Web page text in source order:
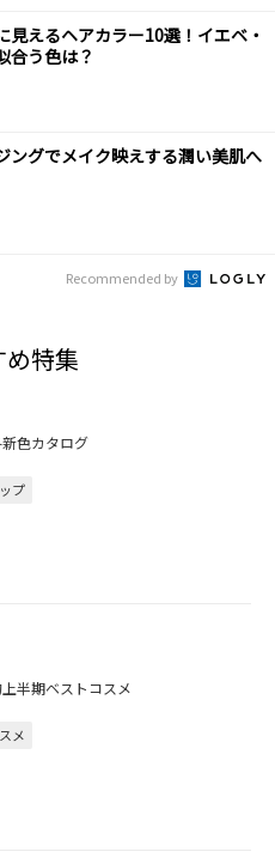
見えるヘアカラー10選！イエベ・
合う色は？
ングでメイク映えする潤い美肌へ
Recommended by
め特集
色カタログ
プ
半期ベストコスメ
メ